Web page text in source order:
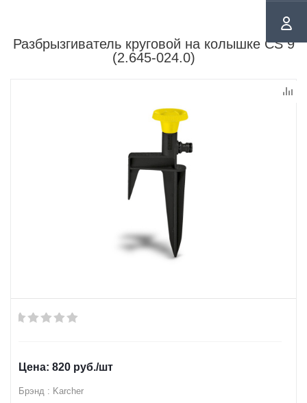
Разбрызгиватель круговой на колышке CS 9
(2.645-024.0)
820 руб./шт
Брэнд : Karcher